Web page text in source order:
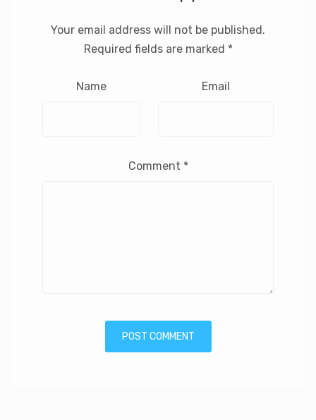
Your email address will not be published.
Required fields are marked *
Name Email
Comment *